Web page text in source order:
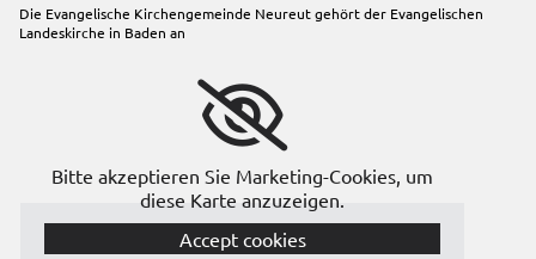
Die Evangelische Kirchengemeinde Neureut gehört der Evangelischen
Landeskirche in Baden an
Bitte akzeptieren Sie Marketing-Cookies, um
diese Karte anzuzeigen.
Accept cookies